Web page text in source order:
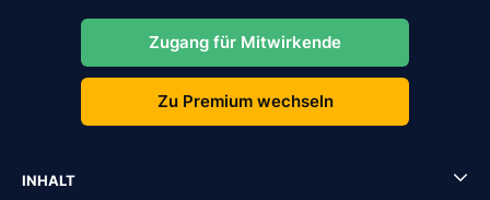
Zugang für Mitwirkende
Zu Premium wechseln
INHALT